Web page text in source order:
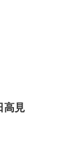
高見